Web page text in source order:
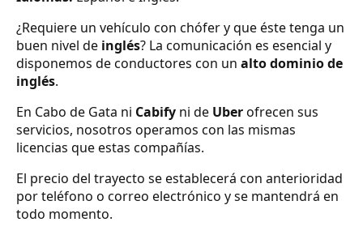
¿Requiere un vehículo con chófer y que éste tenga un
buen nivel de inglés? La comunicación es esencial y
disponemos de conductores con un alto dominio de
inglés.
En Cabo de Gata ni Cabify ni de Uberofrecen sus
servicios, nosotros operamos con las mismas
licencias que estas compañías.
El precio del trayecto se establecerá con anterioridad
por teléfono o correo electrónico y se mantendrá en
todo momento.